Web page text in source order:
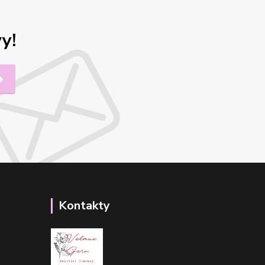
Kontakty